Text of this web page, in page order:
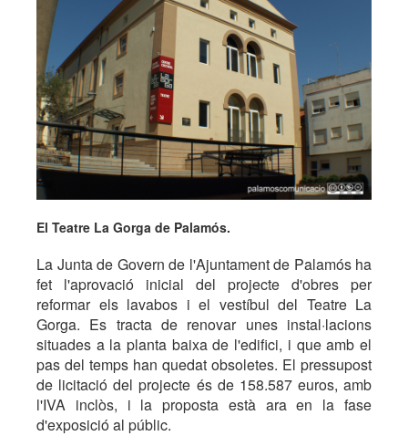
El Teatre La Gorga de Palamós.
La Junta de Govern de l'Ajuntament de Palamós ha
fet l'aprovació inicial del projecte d'obres per
reformar els lavabos i el vestíbul del Teatre La
Gorga. Es tracta de renovar unes instal·lacions
situades a la planta baixa de l'edifici, i que amb el
pas del temps han quedat obsoletes. El pressupost
de licitació del projecte és de 158.587 euros, amb
l'IVA inclòs, i la proposta està ara en la fase
d'exposició al públic.